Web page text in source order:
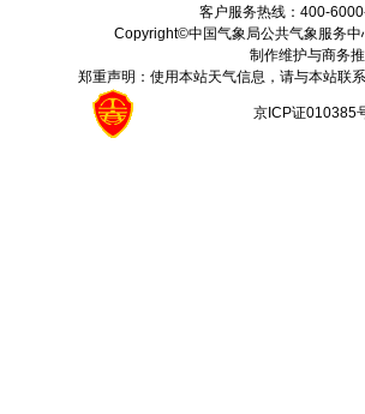
客户服务热线：400-
Copyright©中国气象局公共气象服务
制作维护与商务
郑重声明：使用本站天气信息，请与本站联
京ICP证010385